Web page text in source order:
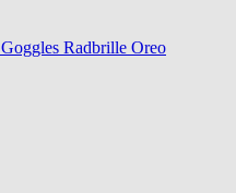
Goggles Radbrille Oreo